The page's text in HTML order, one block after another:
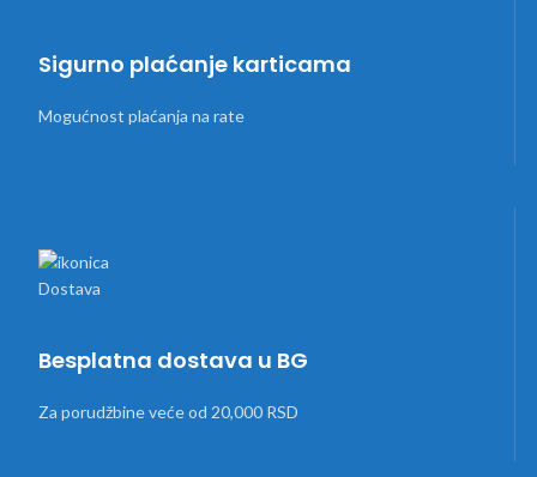
Sigurno plaćanje karticama
Mogućnost plaćanja na rate
Besplatna dostava u BG
Za porudžbine veće od 20,000 RSD